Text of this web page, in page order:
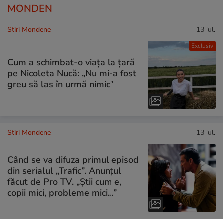
MONDEN
Exclusiv
Stiri Mondene 13 iul.
Cum a schimbat-o viața la țară
pe Nicoleta Nucă: „Nu mi-a fost
greu să las în urmă nimic”
Stiri Mondene 13 iul.
Când se va difuza primul episod
din serialul „Trafic”. Anunțul
făcut de Pro TV. „Știi cum e,
copii mici, probleme mici…”